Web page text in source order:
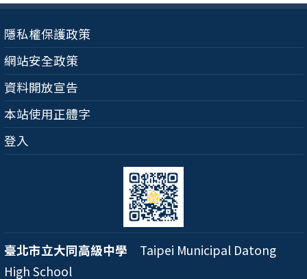
隱私權保護政策
網站安全政策
資料開放宣告
本站使用正體字
登入
臺北市立大同高級中學 Taipei Municipal Datong
High School